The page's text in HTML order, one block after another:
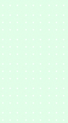
Kreatív